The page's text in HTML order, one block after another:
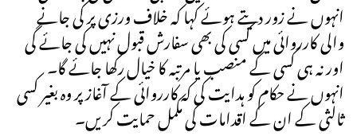
انہوں نے زور دیتے ہوئے کہا کہ خلاف ورزی پر کی جانے
والی کارروائی میں کسی کی بھی سفارش قبول نہیں کی جائے گی
اور نہ ہی کسی کے منصب یا مرتبہ کا خیال رکھا جائے گا۔
انہوں نے حکام کو ہدایت کی کہ کارروائی کے آغاز پر وہ بغیر کسی
ثالثی کے ان کے اقدامات کی مکمل حمایت کریں۔